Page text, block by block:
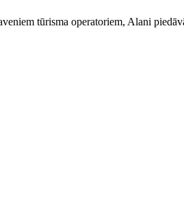
tūrisma operatoriem, Alani